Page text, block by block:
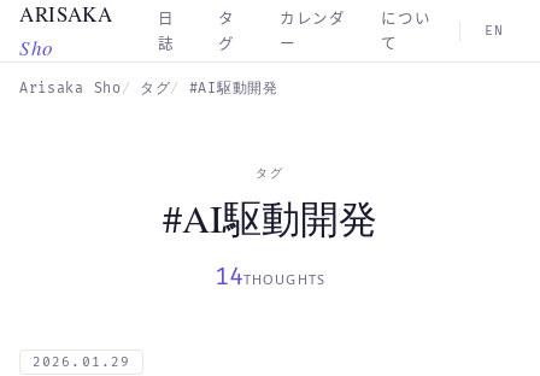
Skip to main content
ARISAKA
Sho
日
誌
タ
グ
カレンダ
ー
につい
て
EN
Arisaka Sho タグ #AI駆動開発
タグ
#AI駆動開発
14THOUGHTS
2026.01.29